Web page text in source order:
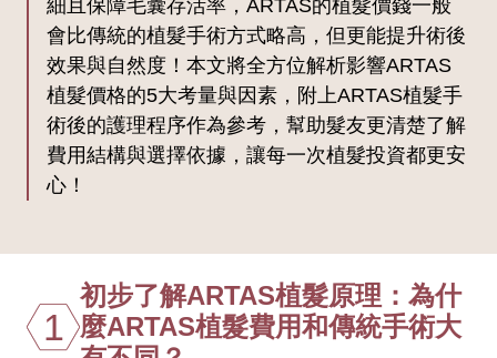
細且保障毛囊存活率，ARTAS的植髮價錢一般
會比傳統的植髮手術方式略高，但更能提升術後
效果與自然度！本文將全方位解析影響ARTAS
植髮價格的5大考量與因素，附上ARTAS植髮手
術後的護理程序作為參考，幫助髮友更清楚了解
費用結構與選擇依據，讓每一次植髮投資都更安
心！
1
初步了解ARTAS植髮原理：為什
麼ARTAS植髮費用和傳統手術大